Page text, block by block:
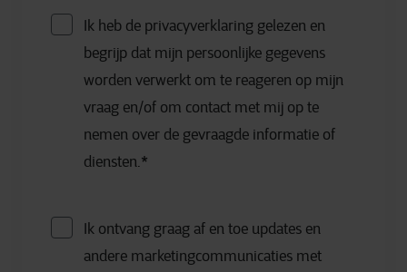
Ik heb de privacyverklaring gelezen en
begrijp dat mijn persoonlijke gegevens
worden verwerkt om te reageren op mijn
vraag en/of om contact met mij op te
nemen over de gevraagde informatie of
diensten.*
Ik ontvang graag af en toe updates en
andere marketingcommunicaties met